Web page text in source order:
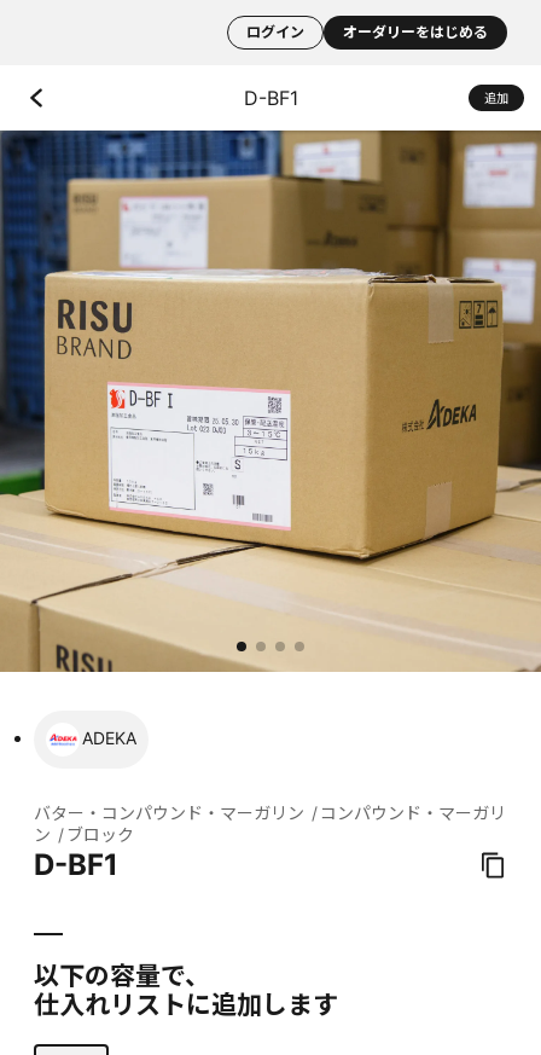
ログイン オーダリーをはじめる
D-BF1 追加
ADEKA
バター・コンパウンド・マーガリン
コンパウンド・マーガリ
ン
ブロック
D-BF1
以下の容量で、
仕入れリストに追加します